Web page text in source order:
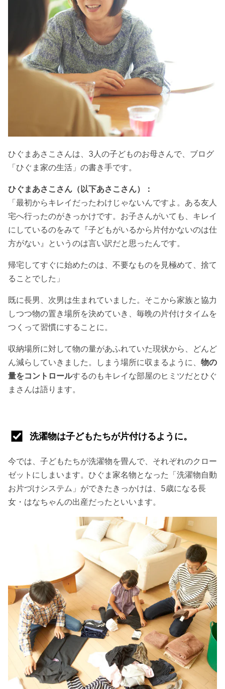
ひぐまあさこさんは、3人の子どものお母さんで、ブログ
「ひぐま家の生活」の書き手です。
ひぐまあさこさん（以下あさこさん）：
「最初からキレイだったわけじゃないんですよ。ある友人
宅へ行ったのがきっかけです。お子さんがいても、キレイ
にしているのをみて『子どもがいるから片付かないのは仕
方がない』というのは言い訳だと思ったんです。
帰宅してすぐに始めたのは、不要なものを見極めて、捨て
ることでした」
既に長男、次男は生まれていました。そこから家族と協力
しつつ物の置き場所を決めていき、毎晩の片付けタイムを
つくって習慣にすることに。
収納場所に対して物の量があふれていた現状から、どんど
ん減らしていきました。しまう場所に収まるように、 物の
量をコントロールするのもキレイな部屋のヒミツだとひぐ
まさんは語ります。
洗濯物は子どもたちが片付けるように。
今では、子どもたちが洗濯物を畳んで、それぞれのクロー
ゼットにしまいます。ひぐま家名物となった「洗濯物自動
お片づけシステム」ができたきっかけは、5歳になる長
女・はなちゃんの出産だったといいます。